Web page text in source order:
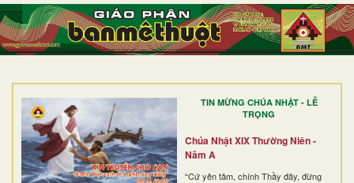
TIN MỪNG CHÚA NHẬT - LỄ
TRỌNG
Chúa Nhật XIX Thường Niên -
Năm A
“Cứ yên tâm, chính Thầy đây, đừng
TRANG NHẤT
GIỚI THIỆU
DÒNG TU
BAN MỤC VỤ
ĐOÀN THỂ CG